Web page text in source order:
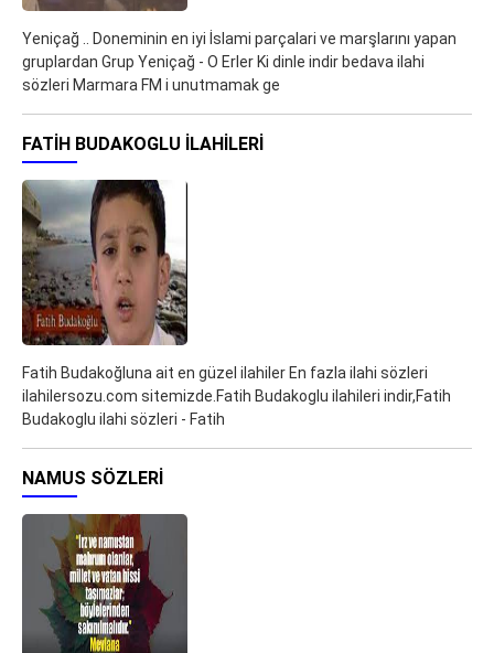
Yeniçağ .. Doneminin en iyi İslami parçalari ve marşlarını yapan
gruplardan Grup Yeniçağ - O Erler Ki dinle indir bedava ilahi
sözleri Marmara FM i unutmamak ge
FATIH BUDAKOGLU ILAHILERI
Fatih Budakoğluna ait en güzel ilahiler En fazla ilahi sözleri
ilahilersozu.com sitemizde.Fatih Budakoglu ilahileri indir,Fatih
Budakoglu ilahi sözleri - Fatih
NAMUS SÖZLERI